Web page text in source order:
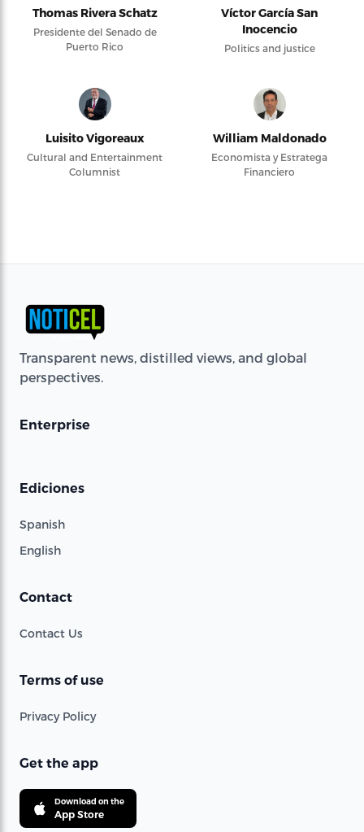
Thomas Rivera Schatz
Presidente del Senado de
Puerto Rico
Víctor García San
Inocencio
Politics and justice
Luisito Vigoreaux
Cultural and Entertainment
Columnist
William Maldonado
Economista y Estratega
Financiero
Transparent news, distilled views, and global
perspectives.
Enterprise
Ediciones
Spanish
English
Contact
Contact Us
Terms of use
Privacy Policy
Get the app
Download on the
App Store